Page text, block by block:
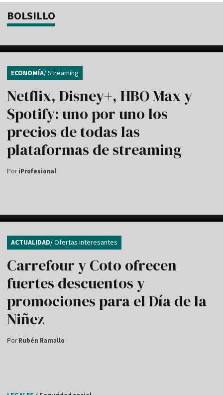
BOLSILLO
Netflix, Disney+, HBO Max y
Spotify: uno por uno los
precios de todas las
plataformas de streaming
ECONOMÍA/ Streaming
PoriProfesional
Carrefour y Coto ofrecen
fuertes descuentos y
promociones para el Día de la
Niñez
ACTUALIDAD/ Ofertas interesantes
PorRubén Ramallo